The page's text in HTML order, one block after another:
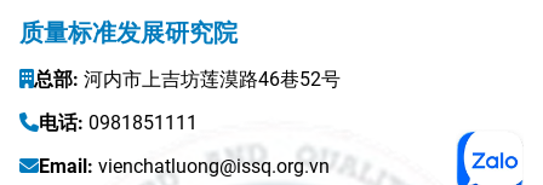
质量标准发展研究院
总部: 河内市上吉坊莲漠路46巷52号
电话: 0981851111
Email: vienchatluong@issq.org.vn